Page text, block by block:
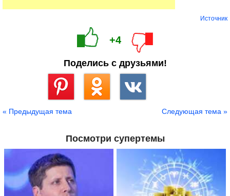
Источник
+4
Поделись с друзьями!
« Предыдущая тема Следующая тема »
Посмотри супертемы